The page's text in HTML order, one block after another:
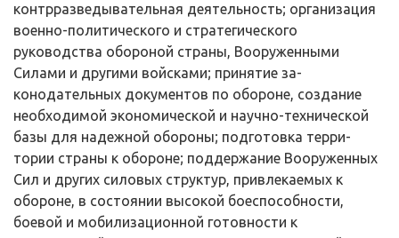
контрразведывательная деятель­ность; организация
военно-политического и стратегического
руководства обороной страны, Вооруженными
Силами и другими войсками; принятие за­
конодательных документов по обороне, создание
необходимой экономиче­ской и научно-технической
базы для надежной обороны; подготовка терри­
тории страны к обороне; поддержание Вооруженных
Сил и других силовых структур, привлекаемых к
обороне, в состоянии высокой боеспособности,
боевой и мобилизационной готовности к